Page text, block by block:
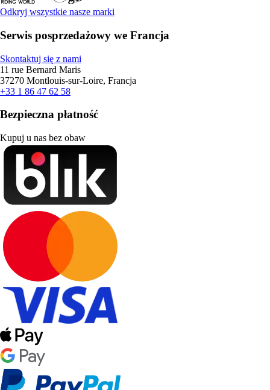
Odkryj wszystkie nasze marki
Serwis posprzedażowy we Francja
Skontaktuj się z nami
11 rue Bernard Maris
37270 Montlouis-sur-Loire, Francja
+33 1 86 47 62 58
Bezpieczna płatność
Kupuj u nas bez obaw